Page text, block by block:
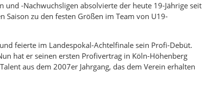
-Nachwuchsligen absolvierte der heute 19-Jährige seit
zu den festen Größen im Team von U19-
feierte im Landespokal-Achtelfinale sein Profi-Debüt.
hat er seinen ersten Profivertrag in Köln-Höhenberg
aus dem 2007er Jahrgang, das dem Verein erhalten